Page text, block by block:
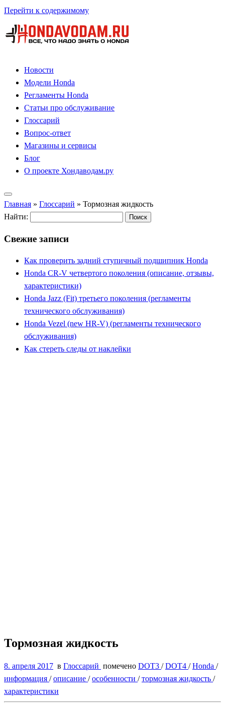
Перейти к содержимому
Новости
Модели Honda
Регламенты Honda
Статьи про обслуживание
Глоссарий
Вопрос-ответ
Магазины и сервисы
Блог
О проекте Хондаводам.ру
Главная » Глоссарий » Тормозная жидкость
Найти:
Свежие записи
Как проверить задний ступичный подшипник Honda
Honda CR-V четвертого поколения (описание, отзывы,
характеристики)
Honda Jazz (Fit) третьего поколения (регламенты
технического обслуживания)
Honda Vezel (new HR-V) (регламенты технического
обслуживания)
Как стереть следы от наклейки
Тормозная жидкость
8. апреля 2017 в Глоссарий помечено DOT3 /DOT4 /Honda /
информация /описание /особенности /тормозная жидкость /
характеристики